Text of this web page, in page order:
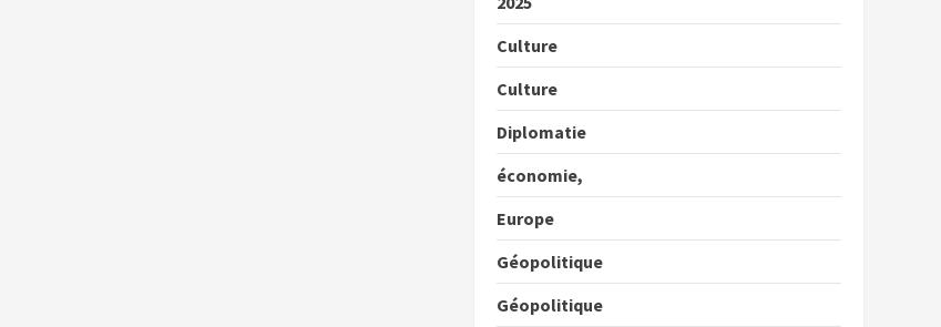
Culture
Culture
Diplomatie
économie,
Europe
Géopolitique
Géopolitique